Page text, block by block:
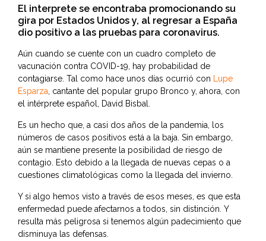
El interprete se encontraba promocionando su
gira por Estados Unidos y, al regresar a España
dio positivo a las pruebas para coronavirus.
Aún cuando se cuente con un cuadro completo de
vacunación contra COVID-19, hay probabilidad de
contagiarse. Tal como hace unos días ocurrió con Lupe
Esparza , cantante del popular grupo Bronco y, ahora, con
el intérprete español, David Bisbal.
Es un hecho que, a casi dos años de la pandemia, los
números de casos positivos está a la baja. Sin embargo,
aún se mantiene presente la posibilidad de riesgo de
contagio. Esto debido a la llegada de nuevas cepas o a
cuestiones climatológicas como la llegada del invierno.
Y si algo hemos visto a través de esos meses, es que esta
enfermedad puede afectarnos a todos, sin distinción. Y
resulta más peligrosa si tenemos algún padecimiento que
disminuya las defensas.